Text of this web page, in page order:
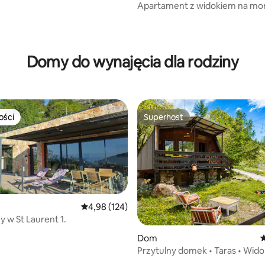
Apartament z widokiem na
Domy do wynajęcia dla rodziny
Średnia ocena: 4,98 na 5, liczba recenzji: 124
4,98 (124)
w St Laurent 1.
Superhost
Superhost
Dom
Przytulny domek • Taras •